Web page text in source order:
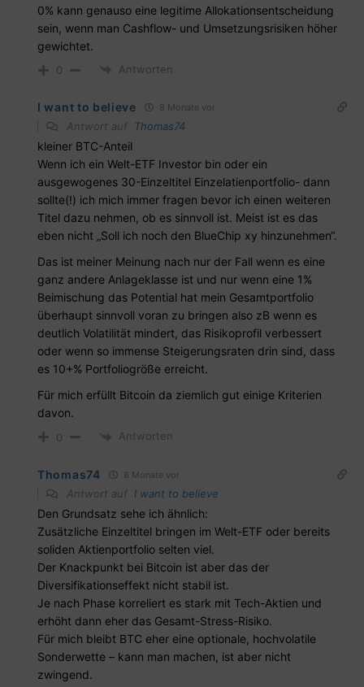
0% kann genauso eine legitime Allokationsentscheidung
sein, wenn man Cashflow- und Umsetzungsrisiken höher
gewichtet.
0 Antworten
I want to believe 8 Monate vor
Antwort auf Thomas74
kleiner BTC-Anteil
Wenn ich ein Welt-ETF Investor bin oder ein
ausgewogenes 30-Einzeltitel Einzelatienportfolio- dann
sollte(!) ich mich immer fragen bevor ich einen weiteren
Titel dazu nehmen, ob es sinnvoll ist. Meist ist es das
eben nicht „Soll ich noch den BlueChip xy hinzunehmen“.
Das ist meiner Meinung nach nur der Fall wenn es eine
ganz andere Anlageklasse ist und nur wenn eine 1%
Beimischung das Potential hat mein Gesamtportfolio
überhaupt sinnvoll voran zu bringen also zB wenn es
deutlich Volatilität mindert, das Risikoprofil verbessert
oder wenn so immense Steigerungsraten drin sind, dass
es 10+% Portfoliogröße erreicht.
Für mich erfüllt Bitcoin da ziemlich gut einige Kriterien
davon.
0 Antworten
Thomas74 8 Monate vor
Antwort auf I want to believe
Den Grundsatz sehe ich ähnlich:
Zusätzliche Einzeltitel bringen im Welt-ETF oder bereits
soliden Aktienportfolio selten viel.
Der Knackpunkt bei Bitcoin ist aber das der
Diversifikationseffekt nicht stabil ist.
Je nach Phase korreliert es stark mit Tech-Aktien und
erhöht dann eher das Gesamt-Stress-Risiko.
Für mich bleibt BTC eher eine optionale, hochvolatile
Sonderwette – kann man machen, ist aber nicht
zwingend.